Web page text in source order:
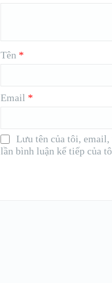
Tên *
Email *
Lưu tên của tôi,
lần bình luận kế tiếp của